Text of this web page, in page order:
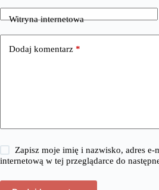
Witryna internetowa
Dodaj komentarz *
Zapisz moje imię i nazwisko, adres e-
internetową w tej przeglądarce do